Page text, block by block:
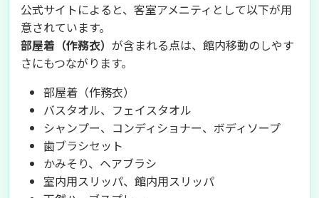
公式サイトによると、客室アメニティとして以下が用
意されています。
部屋着（作務衣） が含まれる点は、館内移動のしやす
さにもつながります。
部屋着（作務衣）
バスタオル、フェイスタオル
シャンプー、コンディショナー、ボディソープ
歯ブラシセット
かみそり、ヘアブラシ
室内用スリッパ、館内用スリッパ